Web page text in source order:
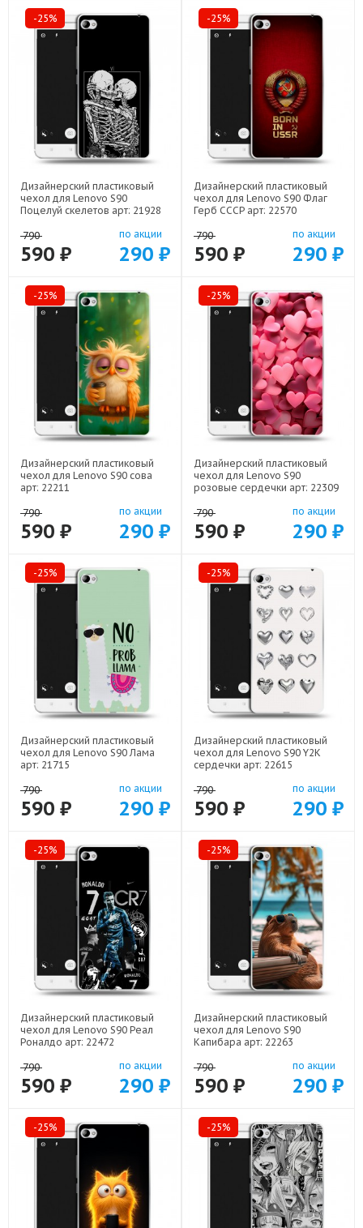
-25%
Дизайнерский пластиковый
чехол для Lenovo S90
Поцелуй скелетов арт: 21928
790
590 ₽
по акции
290 ₽
-25%
Дизайнерский пластиковый
чехол для Lenovo S90 Флаг
Герб СССР арт: 22570
790
590 ₽
по акции
290 ₽
-25%
Дизайнерский пластиковый
чехол для Lenovo S90 сова
арт: 22211
790
590 ₽
по акции
290 ₽
-25%
Дизайнерский пластиковый
чехол для Lenovo S90
розовые сердечки арт: 22309
790
590 ₽
по акции
290 ₽
-25%
Дизайнерский пластиковый
чехол для Lenovo S90 Лама
арт: 21715
790
590 ₽
по акции
290 ₽
-25%
Дизайнерский пластиковый
чехол для Lenovo S90 Y2K
сердечки арт: 22615
790
590 ₽
по акции
290 ₽
-25%
Дизайнерский пластиковый
чехол для Lenovo S90 Реал
Роналдо арт: 22472
790
590 ₽
по акции
290 ₽
-25%
Дизайнерский пластиковый
чехол для Lenovo S90
Капибара арт: 22263
790
590 ₽
по акции
290 ₽
-25% -25%